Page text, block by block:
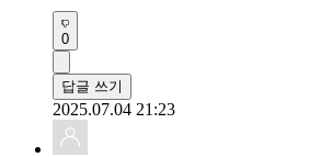
0
답글 쓰기
2025.07.04 21:23